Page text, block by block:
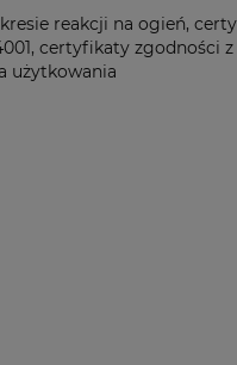
reakcji na ogień,
certyfikaty zgodności
użytkowania